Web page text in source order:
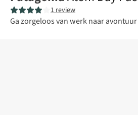
1 review
Ga zorgeloos van werk naar